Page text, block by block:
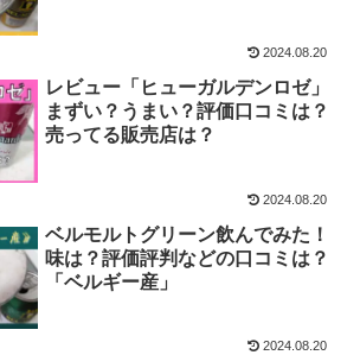
2024.08.20
レビュー「ヒューガルデンロゼ」
まずい？うまい？評価口コミは？
売ってる販売店は？
2024.08.20
ベルモルトグリーン飲んでみた！
味は？評価評判などの口コミは？
「ベルギー産」
2024.08.20